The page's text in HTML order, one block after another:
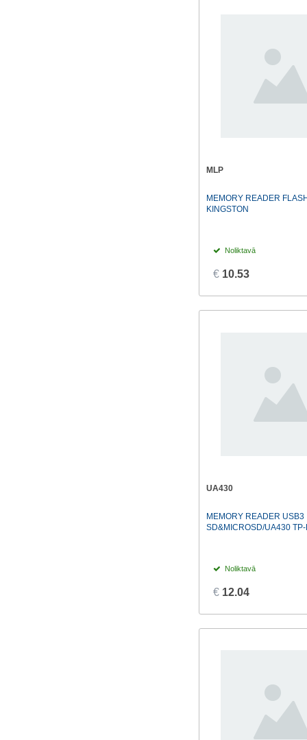
MLP
MEMORY READER
KINGSTON
Noliktavā
€ 10.53
UA430
MEMORY READER USB3
SD&MICROSD/UA430
Noliktavā
€ 12.04